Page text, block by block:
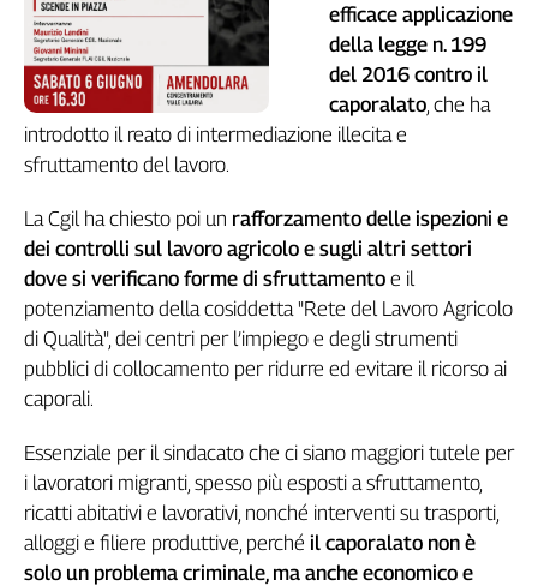
Le
trasmissioni
tv
Work
in
Progress
nel
Lavoro
Territori
Abruzzo-
Molise
Alto
Adige
Basilicata
Calabria
Campania
Emilia-
Romagna
efficace applicazione
della legge n. 199
del 2016 contro il
caporalato , che ha
introdotto il reato di intermediazione illecita e
sfruttamento del lavoro.
La Cgil ha chiesto poi un rafforzamento delle ispezioni e
dei controlli sul lavoro agricolo e sugli altri settori
dove si verificano forme di sfruttamento e il
potenziamento della cosiddetta "Rete del Lavoro Agricolo
di Qualità", dei centri per l’impiego e degli strumenti
pubblici di collocamento per ridurre ed evitare il ricorso ai
caporali.
Essenziale per il sindacato che ci siano maggiori tutele per
i lavoratori migranti, spesso più esposti a sfruttamento,
ricatti abitativi e lavorativi, nonché interventi su trasporti,
alloggi e filiere produttive, perché il caporalato non è
solo un problema criminale, ma anche economico e